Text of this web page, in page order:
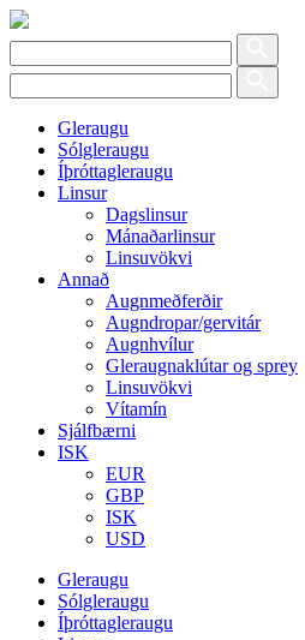
Gleraugu
Sólgleraugu
Íþróttagleraugu
Linsur
Dagslinsur
Mánaðarlinsur
Linsuvökvi
Annað
Augnmeðferðir
Augndropar/gervitár
Augnhvílur
Gleraugnaklútar og sprey
Linsuvökvi
Vítamín
Sjálfbærni
ISK
EUR
GBP
ISK
USD
Gleraugu
Sólgleraugu
Íþróttagleraugu